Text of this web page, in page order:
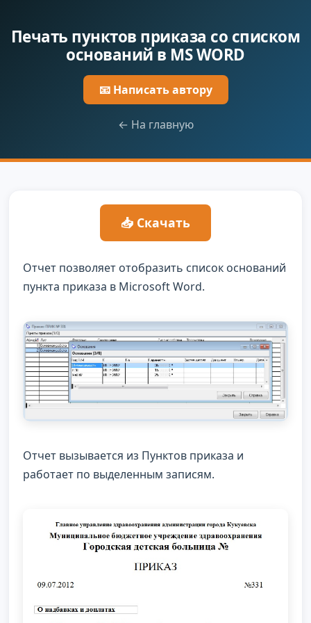
Печать пунктов приказа со списком
оснований в MS WORD
📧 Написать автору
← На главную
📥 Скачать
Отчет позволяет отобразить список оснований
пункта приказа в Microsoft Word.
Отчет вызывается из Пунктов приказа и
работает по выделенным записям.